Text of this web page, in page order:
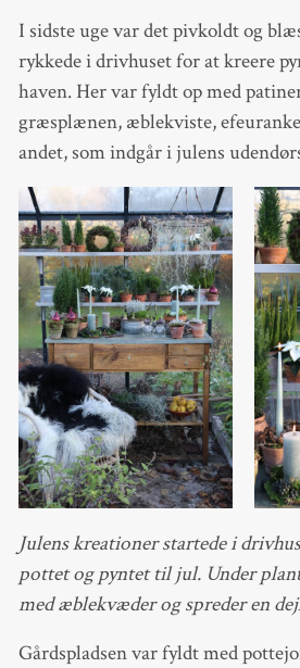
I sidste uge var det pivkoldt og
rykkede i drivhuset for at kreere
haven. Her var fyldt op med
græsplænen, æblekviste,
andet, som indgår i julens
Julens kreationer startede i
pottet og pyntet til jul. Under
med æblekvæder og spreder en
Gårdspladsen var fyldt med